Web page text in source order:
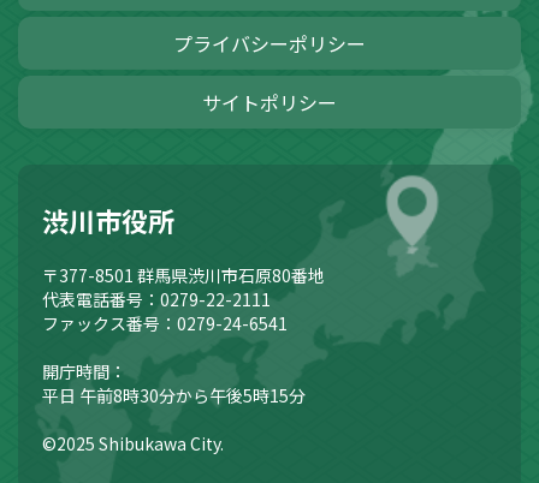
プライバシーポリシー
サイトポリシー
渋川市役所
〒377-8501 群馬県渋川市石原80番地
代表電話番号：0279-22-2111
ファックス番号：0279-24-6541
開庁時間：
平日 午前8時30分から午後5時15分
©2025 Shibukawa City.